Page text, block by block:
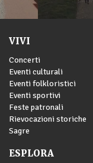
VIVI
Concerti
Eventi culturali
Eventi folkloristici
Eventi sportivi
Feste patronali
Rievocazioni storiche
Sagre
ESPLORA